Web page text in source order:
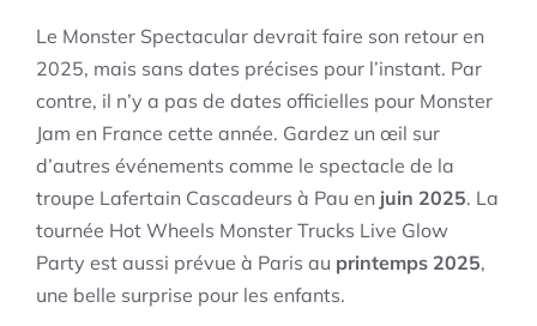
Le Monster Spectacular devrait faire son retour en
2025, mais sans dates précises pour l’instant. Par
contre, il n’y a pas de dates officielles pour Monster
Jam en France cette année. Gardez un œil sur
d’autres événements comme le spectacle de la
troupe Lafertain Cascadeurs à Pau en juin 2025. La
tournée Hot Wheels Monster Trucks Live Glow
Party est aussi prévue à Paris au printemps 2025,
une belle surprise pour les enfants.